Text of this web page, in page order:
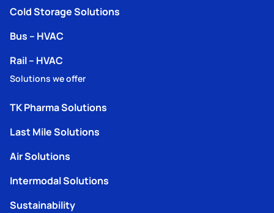
Cold Storage Solutions
Bus – HVAC
Rail – HVAC
Solutions we offer
TK Pharma Solutions
Last Mile Solutions
Air Solutions
Intermodal Solutions
Sustainability